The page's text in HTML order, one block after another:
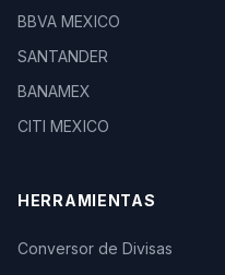
BBVA MEXICO
SANTANDER
BANAMEX
CITI MEXICO
HERRAMIENTAS
Conversor de Divisas